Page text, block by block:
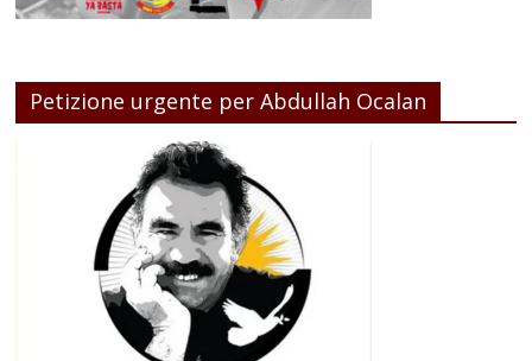
Petizione urgente per Abdullah Ocalan